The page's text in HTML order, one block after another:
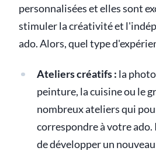
personnalisées et elles sont
stimuler la créativité et
ado. Alors, quel type
Ateliers créatifs : la
peinture, la cuisine ou le
nombreux ateliers qui
correspondre à votre
de développer un